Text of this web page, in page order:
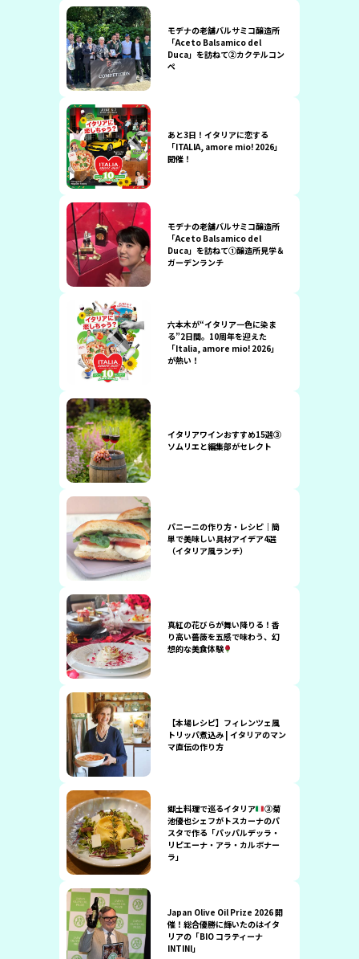
モデナの老舗バルサミコ醸造所
「Aceto Balsamico del
Duca」を訪ねて②カクテルコン
ペ
あと3日！イタリアに恋する
「ITALIA, amore mio! 2026」
開催！
モデナの老舗バルサミコ醸造所
「Aceto Balsamico del
Duca」を訪ねて①醸造所見学＆
ガーデンランチ
六本木が“イタリア一色に染ま
る”2日間。10周年を迎えた
「Italia, amore mio! 2026」
が熱い！
イタリアワインおすすめ15選③
ソムリエと編集部がセレクト
パニーニの作り方・レシピ｜簡
単で美味しい具材アイデア4選
（イタリア風ランチ）
真紅の花びらが舞い降りる！香
り高い薔薇を五感で味わう、幻
想的な美食体験
【本場レシピ】フィレンツェ風
トリッパ煮込み | イタリアのマン
マ直伝の作り方
郷土料理で巡るイタリア
③菊
池優也シェフがトスカーナのパ
スタで作る「パッパルデッラ・
リピエーナ・アラ・カルボナー
ラ」
Japan Olive Oil Prize 2026 開
催！総合優勝に輝いたのはイタ
リアの「BIO コラティーナ
INTINI」